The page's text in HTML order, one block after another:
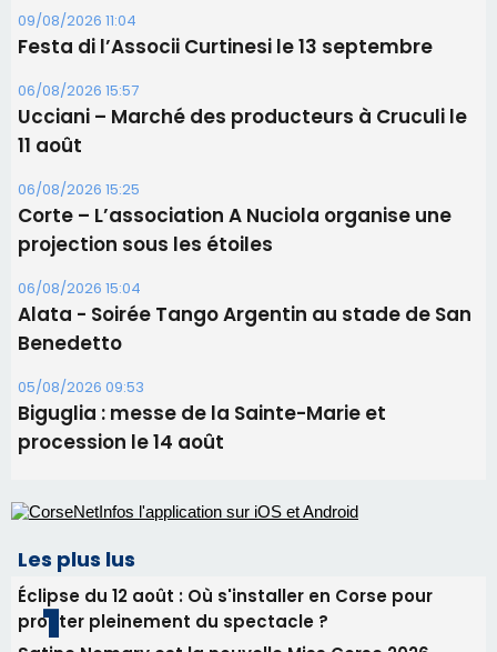
06/08/2026 15:04
Alata - Soirée Tango Argentin au stade de San
Benedetto
05/08/2026 09:53
Biguglia : messe de la Sainte-Marie et
procession le 14 août
Les plus lus
Éclipse du 12 août : Où s'installer en Corse pour
Satine Nomary est la nouvelle Miss Corse 2026
Éclipse du 12 août : la Corse aux premières loges
d'un spectacle qui ne reviendra pas avant 2081
En Corse, un début de saison marqué par une
Newsletter